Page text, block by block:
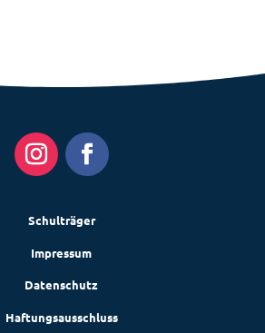
Schulträger
Impressum
Datenschutz
Haftungsausschluss